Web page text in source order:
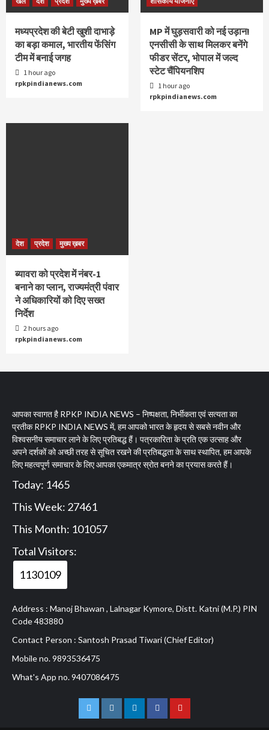
मध्यप्रदेश की बेटी खुशी दाभाड़े
का बड़ा कमाल, भारतीय फेंसिंग
टीम में बनाई जगह
1 hour ago
rpkpindianews.com
MP में घुड़सवारी को नई उड़ान!
एनसीसी के साथ मिलकर बनेंगे
फीडर सेंटर, भोपाल में जल्द
स्टेट चैंपियनशिप
1 hour ago
rpkpindianews.com
देश प्रदेश मुख्य ख़बर
ब्यावरा को प्रदेश में नंबर-1
बनाने का प्लान, राज्यमंत्री पंवार
ने अधिकारियों को दिए सख्त
निर्देश
2 hours ago
rpkpindianews.com
आपका स्वागत है RPKP INDIA NEWS – निष्पक्षता, निर्भीकता एवं सत्यता का
प्रतीक RPKP INDIA NEWS में, हम आपको भारत के हृदय से सबसे नवीन और
विश्वसनीय समाचार लाने के लिए प्रतिबद्ध हैं। पत्रकारिता के प्रति एक उत्साह और
अपने दर्शकों को अच्छी तरह से सूचित रखने की प्रतिबद्धता के साथ स्थापित, हम आपके
लिए महत्वपूर्ण समाचार के लिए आपका एकमात्र स्रोत बनने का प्रयास करते हैं।
Today: 1465
This Week: 27461
This Month: 101057
Total Visitors:
1130109
Address : Manoj Bhawan , Lalnagar Kymore, Distt. Katni (M.P.) PIN
Code 483880
Contact Person : Santosh Prasad Tiwari (Chief Editor)
Mobile no. 9893536475
What's App no. 9407086475
TwitterInstagramLinkedlnFacebookYoutube